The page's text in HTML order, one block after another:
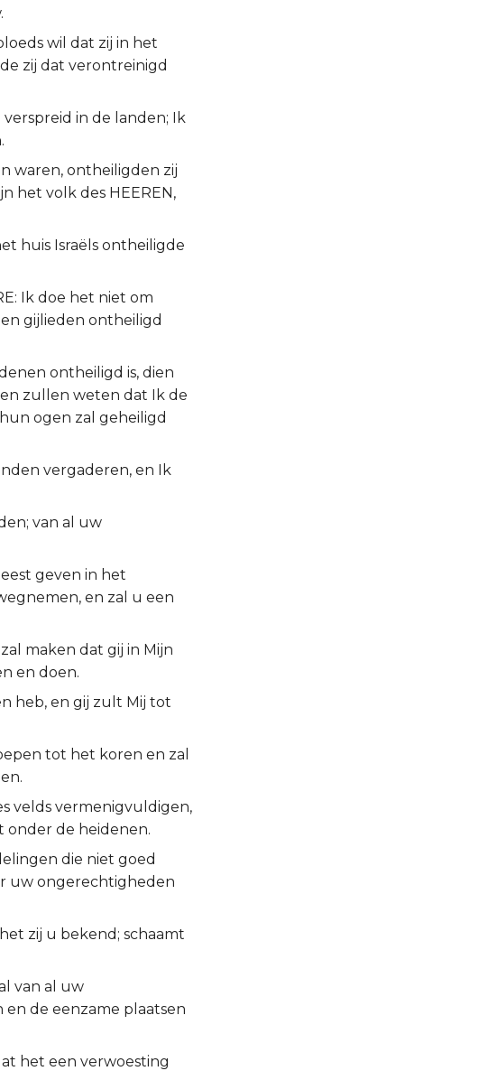
wil dat zij in het
zij dat verontreinigd
in de landen; Ik
waren, ontheiligden zij
het volk des HEEREN,
huis Israëls ontheiligde
Ik doe het niet om
gijlieden ontheiligd
ontheiligd is, dien
zullen weten dat Ik de
ogen zal geheiligd
vergaderen, en Ik
van al uw
geven in het
en zal u een
maken dat gij in Mijn
en doen.
heb, en gij zult Mij tot
tot het koren en zal
velds vermenigvuldigen,
onder de heidenen.
die niet goed
uw ongerechtigheden
zij u bekend; schaamt
van al uw
de eenzame plaatsen
het een verwoesting